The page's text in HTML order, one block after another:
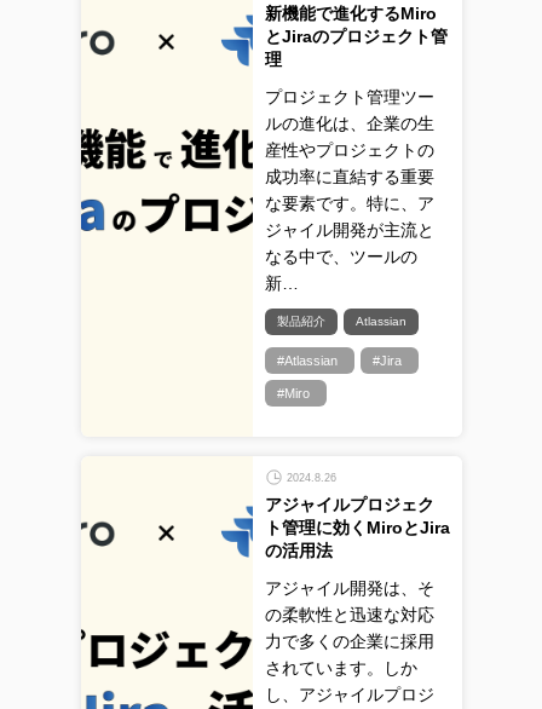
新機能で進化するMiro
とJiraのプロジェクト管
理
プロジェクト管理ツー
ルの進化は、企業の生
産性やプロジェクトの
成功率に直結する重要
な要素です。特に、ア
ジャイル開発が主流と
なる中で、ツールの
新…
製品紹介 Atlassian
#Atlassian #Jira
#Miro
2024.8.26
アジャイルプロジェク
ト管理に効くMiroとJira
の活用法
アジャイル開発は、そ
の柔軟性と迅速な対応
力で多くの企業に採用
されています。しか
し、アジャイルプロジ